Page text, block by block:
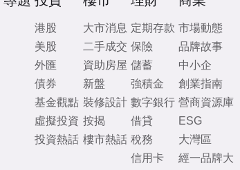
港股
美股
外匯
債券
基金觀點
虛擬投資
投資熱話
大市消息
二手成交
資助房屋
新盤
裝修設計
按揭
樓市熱話
定期存款
保險
儲蓄
強積金
數字銀行
借貸
稅務
信用卡
市場動態
品牌故事
中小企
創業指南
營商資源庫
ESG
大灣區
經一品牌大